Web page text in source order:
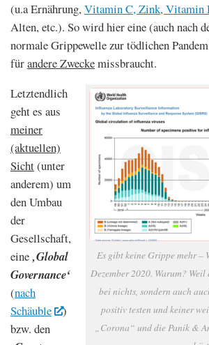
(u.a Ernährung,Vitamin C, Zink, Vitamin
Alten, etc.). So wird hier eine (auch nach
normale Grippewelle zur tödlichen
fürandere Zweckemissbraucht.
Es gibt keine Grippe mehr –
Dezember 2020. Warum?
bei nichts, sondern auch
positiv testen und keiner
„Corona“ und die Panik &
Letztendlich
geht es aus
meiner
(aktuellen)
Sicht(unter
anderem) um
den Umbau
der
Gesellschaft,
eine‚Global
Governance‘
(nach
Schäuble
)
bzw. den